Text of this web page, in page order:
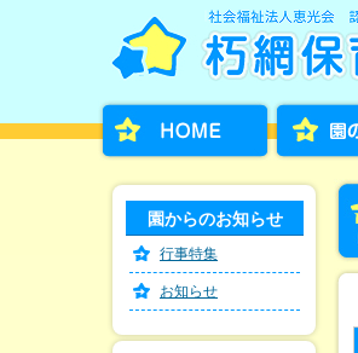
園からのお知らせ
行事特集
お知らせ